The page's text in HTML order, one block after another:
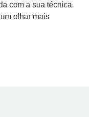
com a sua técnica.
olhar mais